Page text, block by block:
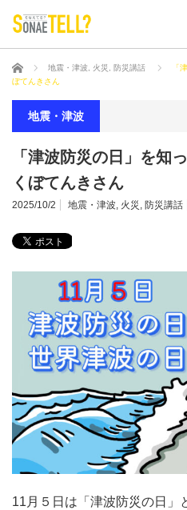
ホーム 地震・津波 火災 防災講話
「
ぼてんきさん
地震・津波
「津波防災の日」を
くぼてんきさん
2025/10/2 地震・津波, 火災 , 防災講話
11月５日は「津波防災の日」